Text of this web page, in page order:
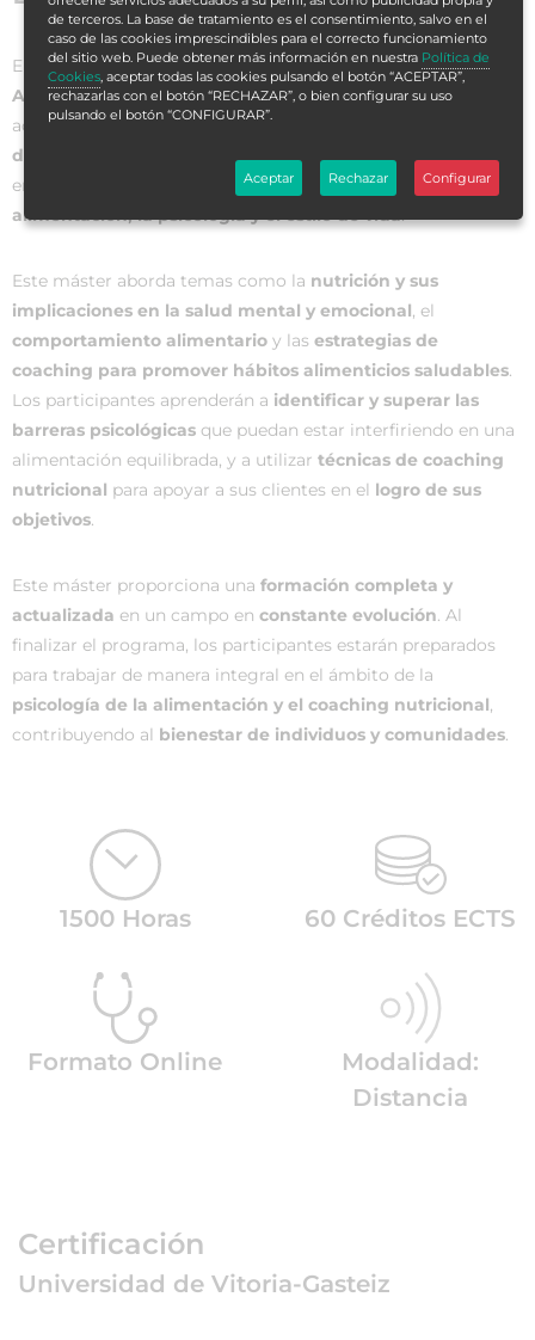
El
Máster de Formación Permanente en Psicología de la
Alimentación y Coaching Nutricionales un programa
académico diseñado para proporcionar a los
de la salud y del bienestarlas herramientas necesarias para
entender y abordar las
complejas interacciones entre la
alimentación, la psicología y el estilo de vida.
Este máster aborda temas como la nutrición y sus
implicaciones en la salud mental y emocional, el
comportamiento alimentario y las estrategias de
coaching para promover hábitos alimenticios saludables.
Los participantes aprenderán a identificar y superar las
barreras psicológicas que puedan estar interfiriendo en una
alimentación equilibrada, y a utilizar técnicas de coaching
nutricional para apoyar a sus clientes en el logro de sus
objetivos.
Este máster proporciona una formación completa y
actualizada en un campo en constante evolución. Al
finalizar el programa, los participantes estarán preparados
para trabajar de manera integral en el ámbito de la
psicología de la alimentación y el coaching nutricional,
contribuyendo al bienestar de individuos y comunidades.
1500 Horas 60 Créditos ECTS
Formato Online
Modalidad:
Distancia
Certificación
Universidad de Vitoria-Gasteiz
de terceros. La base de tratamiento es el consentimiento, salvo en el
caso de las cookies imprescindibles para el correcto funcionamiento
del sitio web. Puede obtener más información en nuestra Política de
Cookies, aceptar todas las cookies pulsando el botón “ACEPTAR”,
rechazarlas con el botón “RECHAZAR”, o bien configurar su uso
pulsando el botón “CONFIGURAR”.
Aceptar Rechazar Configurar